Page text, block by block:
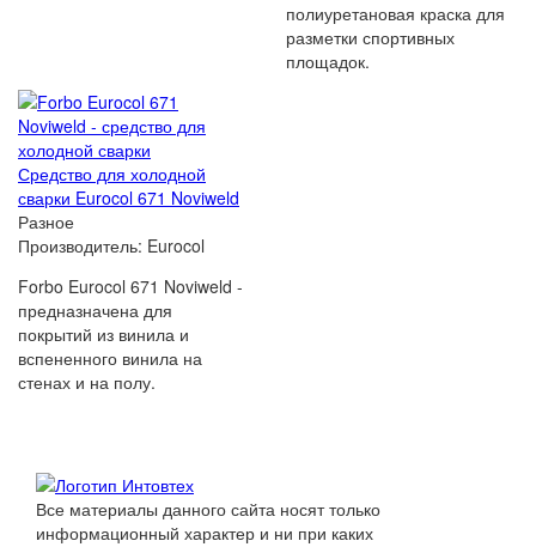
полиуретановая краска для
разметки спортивных
площадок.
Средство для холодной
сварки Eurocol 671 Noviweld
Разное
Производитель: Eurocol
Forbo Eurocol 671 Noviweld -
предназначена для
покрытий из винила и
вспененного винила на
стенах и на полу.
Все материалы данного сайта носят только
информационный характер и ни при каких